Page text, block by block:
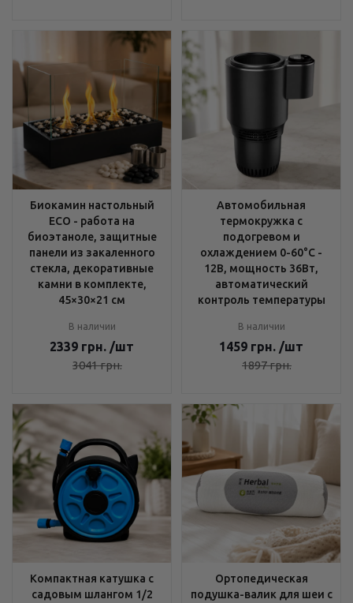
Биокамин настольный
ECO - работа на
биоэтаноле, защитные
панели из закаленного
стекла, декоративные
камни в комплекте,
45×30×21 см
В наличии
2339 грн. /шт
3041грн.
Автомобильная
термокружка с
подогревом и
охлаждением 0-60°C -
12В, мощность 36Вт,
автоматический
контроль температуры
В наличии
1459 грн. /шт
1897грн.
Компактная катушка с
садовым шлангом 1/2
Ортопедическая
подушка-валик для шеи с